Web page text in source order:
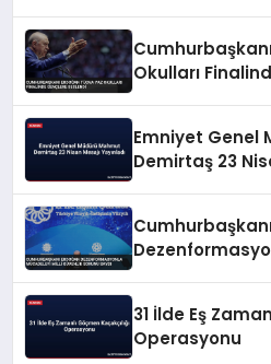
Okulları
Emniyet Genel
Demirtaş 23
31 İlde Eş
Operasyonu